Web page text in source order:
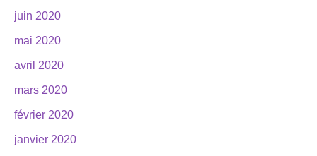
juin 2020
mai 2020
avril 2020
mars 2020
février 2020
janvier 2020